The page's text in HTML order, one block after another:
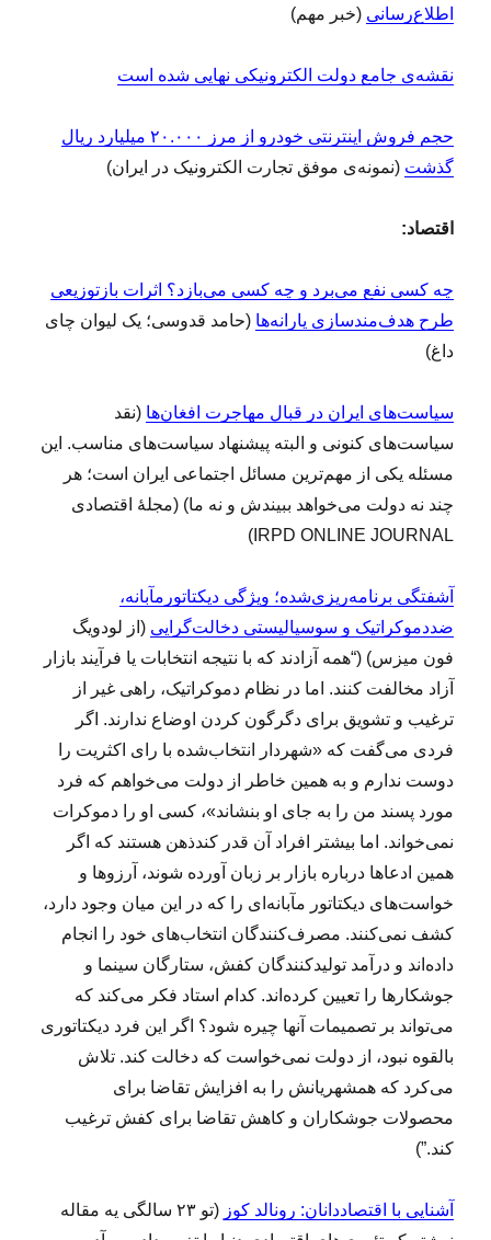
اطلاع‌رسانی (خبر مهم)
نقشه‌ی جامع دولت الکترونیکی نهایی شده است
حجم فروش اینترنتی خودرو از مرز ۲۰.۰۰۰ میلیارد ریال
گذشت (نمونه‌ی موفق تجارت الکترونیک در ایران)
اقتصاد:
چه کسی نفع می‌برد و چه کسی می‌بازد؟ اثرات بازتوزیعی
طرح هدف‌مندسازی یارانه‌ها (حامد قدوسی؛ یک لیوان چای
داغ)
سیاست‌های ایران در قبال مهاجرت افغان‌ها (نقد
سیاست‌های کنونی و البته پیشنهاد سیاست‌های مناسب. این
مسئله یکی از مهم‌ترین مسائل اجتماعی ایران است؛ هر
چند نه دولت می‌خواهد ببیندش و نه ما) (مجلۀ اقتصادی
IRPD ONLINE JOURNAL)
آشفتگی برنامه‌ریزی‌شده؛ ویژگی دیکتاتور‌مآبانه،
ضد‌دموکراتیک و سوسیالیستی دخالت‌گرایی (از لودویگ
فون میزس) (“همه آزادند که با نتیجه انتخابات یا فرآیند بازار
آزاد مخالفت کنند. اما در نظام دموکراتیک، راهی غیر از
ترغیب و تشویق برای دگرگون کردن اوضاع ندارند. اگر
فردی می‌گفت که «شهردار انتخاب‌شده با رای اکثریت را
دوست ندارم و به همین خاطر از دولت می‌خواهم که فرد
مورد پسند من را به جای او بنشاند»، کسی او را دموکرات
نمی‌خواند. اما بیشتر افراد آن قدر کند‌ذهن هستند که اگر
همین ادعا‌ها درباره بازار بر زبان آورده شوند، آرزو‌ها و
خواست‌های دیکتاتور ‌مآبانه‌ای را که در این میان وجود دارد،
کشف نمی‌کنند. مصرف‌کنندگان انتخاب‌های خود را انجام
داده‌اند و درآمد تولید‌کنندگان کفش، ستارگان سینما و
جوشکار‌ها را تعیین کرده‌اند. کدام استاد فکر می‌کند که
می‌تواند بر تصمیمات آنها چیره شود؟ اگر این فرد دیکتاتوری
بالقوه نبود، از دولت نمی‌خواست که دخالت کند. تلاش
می‌کرد که همشهریانش را به افزایش تقاضا برای
محصولات جوشکاران و کاهش تقاضا برای کفش ترغیب
کند.”)
آشنایی با اقتصاددانان: رونالد کوز
(تو ۲۳ سالگی یه مقاله